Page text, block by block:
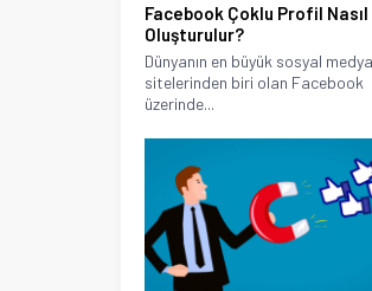
Facebook Çoklu Profil Nasıl
Oluşturulur?
Dünyanın en büyük sosyal medya
sitelerinden biri olan Facebook
üzerinde...